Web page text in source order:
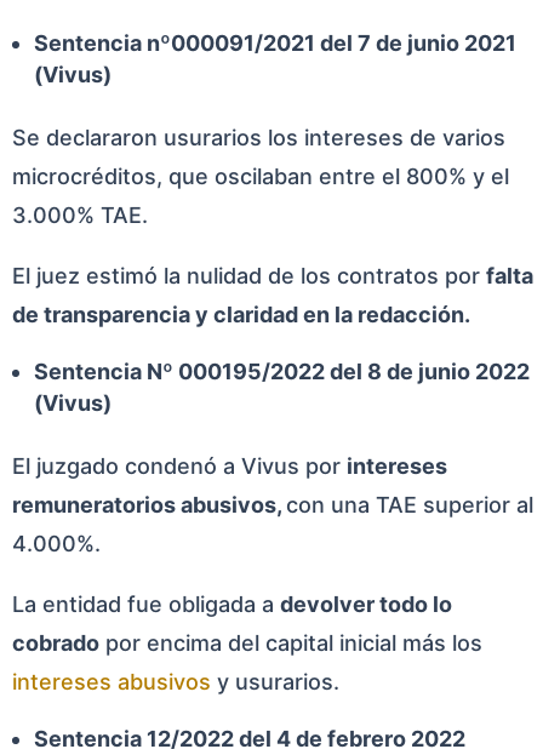
Sentencia nº000091/2021 del 7 de junio 2021
(Vivus)
Se declararon usurarios los intereses de varios
microcréditos, que oscilaban entre el 800% y el
3.000% TAE.
El juez estimó la nulidad de los contratos por falta
de transparencia y claridad en la redacción.
Sentencia Nº 000195/2022 del 8 de junio 2022
(Vivus)
El juzgado condenó a Vivus por intereses
remuneratorios abusivos, con una TAE superior al
4.000%.
La entidad fue obligada a devolver todo lo
cobrado por encima del capital inicial más los
intereses abusivos y usurarios.
Sentencia 12/2022 del 4 de febrero 2022